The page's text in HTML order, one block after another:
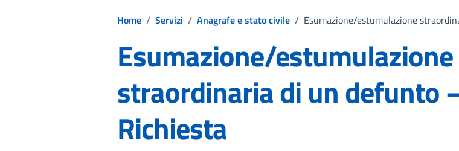
Home / Servizi / Anagrafe e stato civile / Esumazione/estumulazione
Esumazione/estumulazione
straordinaria di un defunto
Richiesta